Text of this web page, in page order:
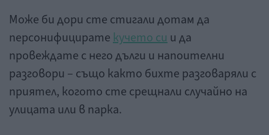
Може би дори сте стигали дотам да
персонифициратекучето сии да
провеждате с него дълги и напоителни
разговори – също както бихте разговаряли с
приятел, когото сте срещнали случайно на
улицата или в парка.